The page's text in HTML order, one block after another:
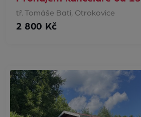
tř. Tomáše Bati, Otrokovice
2 800 Kč